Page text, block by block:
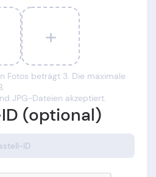
+
Fotos beträgt 3. Die maximale
JPG-Dateien akzeptiert.
(optional)